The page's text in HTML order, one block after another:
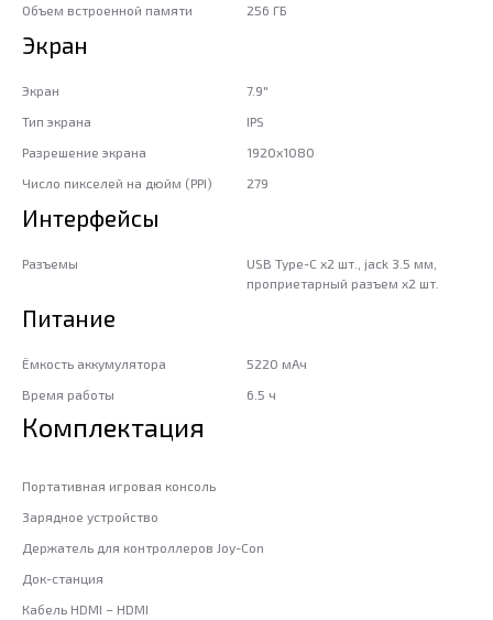
Объем встроенной памяти
256 ГБ
Экран
Экран
7.9"
Тип экрана
IPS
Разрешение экрана
1920x1080
Число пикселей на дюйм (PPI)
279
Интерфейсы
Разъемы
USB Type-C х2 шт., jack 3.5 мм,
проприетарный разъем х2 шт.
Питание
Ёмкость аккумулятора
5220 мАч
Время работы
6.5 ч
Комплектация
Портативная игровая консоль
Зарядное устройство
Держатель для контроллеров Joy-Con
Док-станция
Кабель HDMI – HDMI